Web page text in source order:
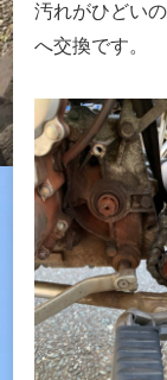
汚れがひどい
へ交換です。